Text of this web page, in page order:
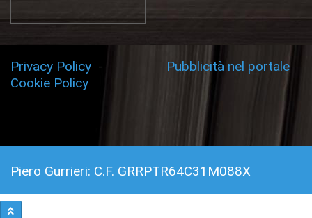
Privacy Policy -
Cookie Policy
Pubblicità nel portale
Piero Gurrieri: C.F. GRRPTR64C31M088X